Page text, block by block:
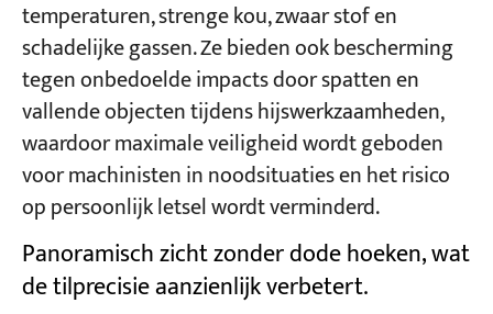
temperaturen, strenge kou, zwaar stof en
schadelijke gassen. Ze bieden ook bescherming
tegen onbedoelde impacts door spatten en
vallende objecten tijdens hijswerkzaamheden,
waardoor maximale veiligheid wordt geboden
voor machinisten in noodsituaties en het risico
op persoonlijk letsel wordt verminderd.
Panoramisch zicht zonder dode hoeken, wat
de tilprecisie aanzienlijk verbetert.